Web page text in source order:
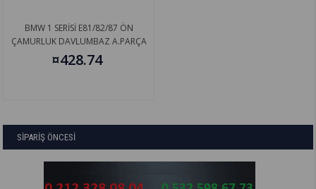
BMW 1 SERİSİ E81/82/87 ÖN
ÇAMURLUK DAVLUMBAZ A.PARÇA
SAĞ.04- 51717059372
¤428.74
SİPARİŞ ÖNCESİ